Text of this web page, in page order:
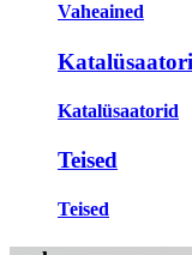
Vaheained
Katalüsaatorid
Teised
Teised